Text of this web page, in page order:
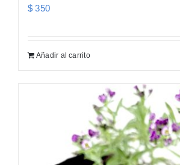
$ 350
Añadir al carrito